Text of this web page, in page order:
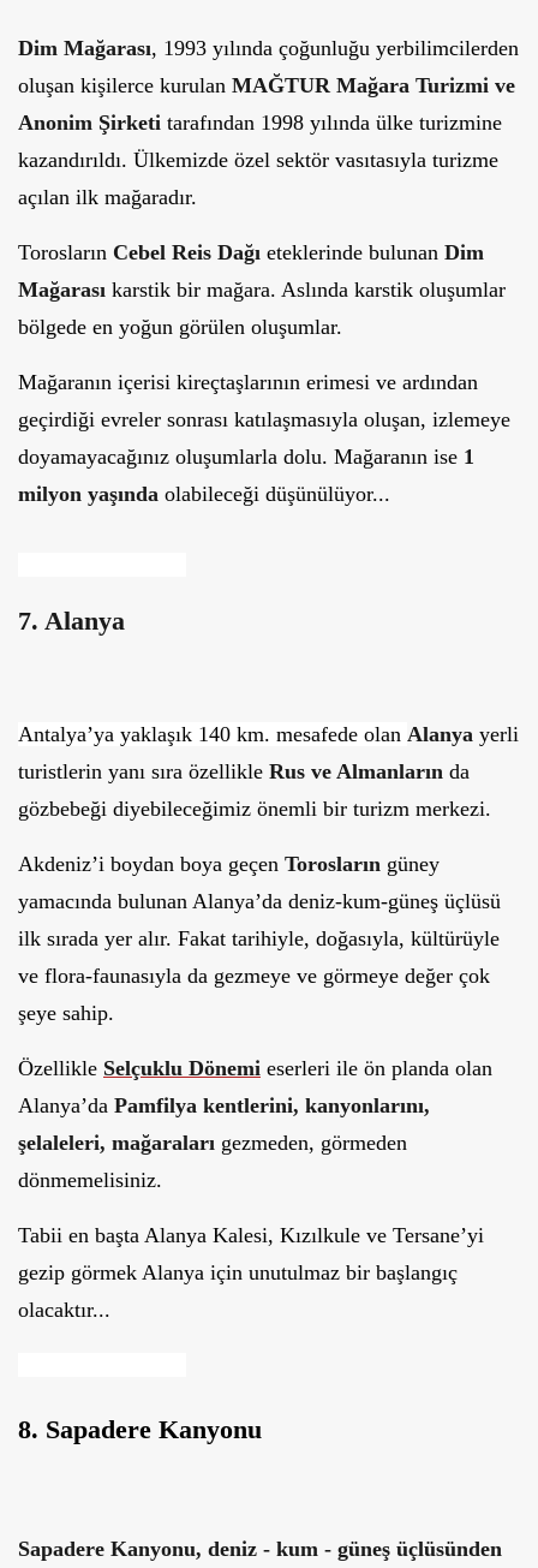
Dim Mağarası, 1993 yılında çoğunluğu yerbilimcilerden
oluşan kişilerce kurulan MAĞTUR Mağara Turizmi ve
Anonim Şirketi tarafından 1998 yılında ülke turizmine
kazandırıldı. Ülkemizde özel sektör vasıtasıyla turizme
açılan ilk mağaradır.
Torosların Cebel Reis Dağı eteklerinde bulunan Dim
Mağarası karstik bir mağara. Aslında karstik oluşumlar
bölgede en yoğun görülen oluşumlar.
Mağaranın içerisi kireçtaşlarının erimesi ve ardından
geçirdiği evreler sonrası katılaşmasıyla oluşan, izlemeye
doyamayacağınız oluşumlarla dolu. Mağaranın ise 1
milyon yaşında olabileceği düşünülüyor...
7. Alanya
Antalya’ya yaklaşık 140 km. mesafede olan Alanya yerli
turistlerin yanı sıra özellikle Rus ve Almanların da
gözbebeği diyebileceğimiz önemli bir turizm merkezi.
Akdeniz’i boydan boya geçen Torosların güney
yamacında bulunan Alanya’da deniz-kum-güneş üçlüsü
ilk sırada yer alır. Fakat tarihiyle, doğasıyla, kültürüyle
ve flora-faunasıyla da gezmeye ve görmeye değer çok
şeye sahip.
Özellikle Selçuklu Dönemi eserleri ile ön planda olan
Alanya’da Pamfilya kentlerini, kanyonlarını,
şelaleleri, mağaraları gezmeden, görmeden
dönmemelisiniz.
Tabii en başta Alanya Kalesi, Kızılkule ve Tersane’yi
gezip görmek Alanya için unutulmaz bir başlangıç
olacaktır...
8. Sapadere Kanyonu
Sapadere Kanyonu, deniz - kum - güneş üçlüsünden